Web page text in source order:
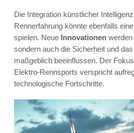
Die Integration künstlicher
Rennerfahrung könnte ebenfalls
spielen. Neue Innovationen
sondern auch die Sicherheit und
maßgeblich beeinflussen. Der
Elektro-Rennsports verspricht
technologische Fortschritte.